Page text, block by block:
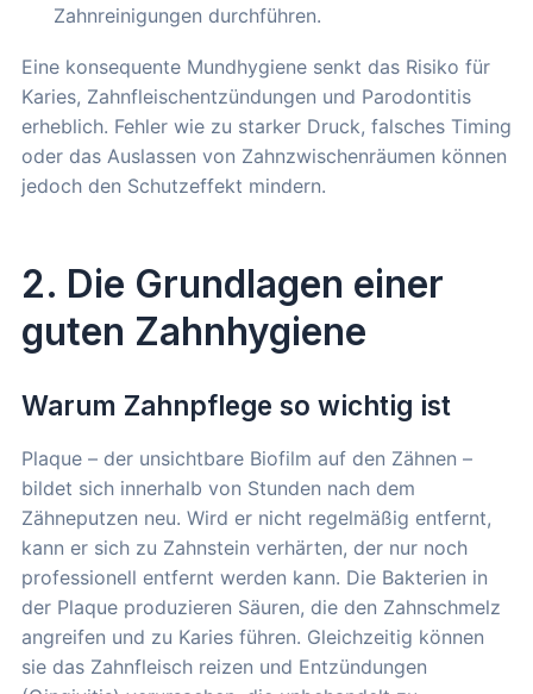
Zahnreinigungen durchführen.
Eine konsequente Mundhygiene senkt das Risiko für
Karies, Zahnfleischentzündungen und Parodontitis
erheblich. Fehler wie zu starker Druck, falsches Timing
oder das Auslassen von Zahnzwischenräumen können
jedoch den Schutzeffekt mindern.
2. Die Grundlagen einer
guten Zahnhygiene
Warum Zahnpflege so wichtig ist
Plaque – der unsichtbare Biofilm auf den Zähnen –
bildet sich innerhalb von Stunden nach dem
Zähneputzen neu. Wird er nicht regelmäßig entfernt,
kann er sich zu Zahnstein verhärten, der nur noch
professionell entfernt werden kann. Die Bakterien in
der Plaque produzieren Säuren, die den Zahnschmelz
angreifen und zu Karies führen. Gleichzeitig können
sie das Zahnfleisch reizen und Entzündungen